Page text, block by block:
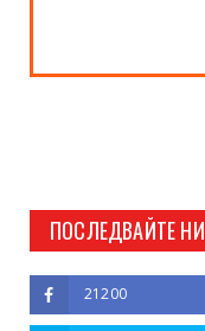
ПОСЛЕДВАЙТЕ НИ
21200